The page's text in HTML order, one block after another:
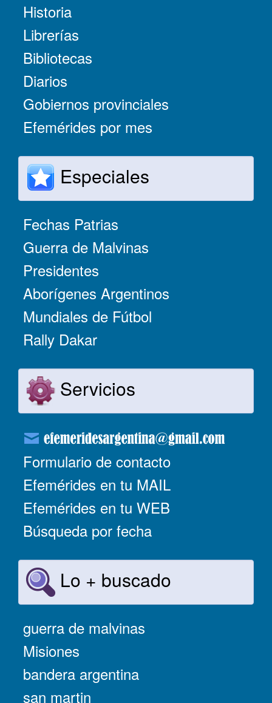
Historia
Librerías
Bibliotecas
Diarios
Gobiernos provinciales
Efemérides por mes
Especiales
Fechas Patrias
Guerra de Malvinas
Presidentes
Aborígenes Argentinos
Mundiales de Fútbol
Rally Dakar
Servicios
Formulario de contacto
Efemérides en tu MAIL
Efemérides en tu WEB
Búsqueda por fecha
Lo + buscado
guerra de malvinas
Misiones
bandera argentina
san martin